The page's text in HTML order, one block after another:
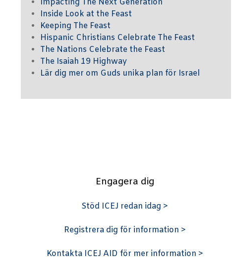
Impacting The Next Generation
Inside Look at the Feast
Keeping The Feast
Hispanic Christians Celebrate The Feast
The Nations Celebrate the Feast
The Isaiah 19 Highway
Lär dig mer om Guds unika plan för Israel
Engagera dig
Stöd ICEJ redan idag >
Registrera dig för information >
Kontakta ICEJ AID för mer information >